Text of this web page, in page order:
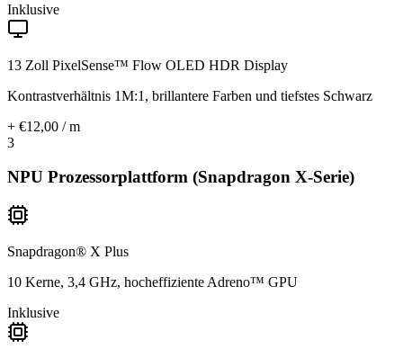
Inklusive
13 Zoll PixelSense™ Flow OLED HDR Display
Kontrastverhältnis 1M:1, brillantere Farben und tiefstes Schwarz
+ €12,00 / m
3
NPU Prozessorplattform (Snapdragon X-Serie)
Snapdragon® X Plus
10 Kerne, 3,4 GHz, hocheffiziente Adreno™ GPU
Inklusive